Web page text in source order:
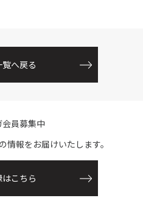
へ戻る
会員募集中
報をお届けいたします。
はこちら